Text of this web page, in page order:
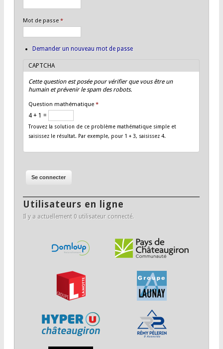
Mot de passe*
Demander un nouveau mot de passe
CAPTCHA
Cette question est posée pour vérifier que vous être un
humain et prévenir le spam des robots.
Question mathématique*
4 + 1 =
Trouvez la solution de ce problème mathématique simple et
saisissez le résultat. Par exemple, pour 1 + 3, saisissez 4.
Utilisateurs en ligne
Il y a actuellement 0 utilisateur connecté.